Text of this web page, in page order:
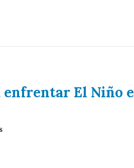
enfrentar El Niño e